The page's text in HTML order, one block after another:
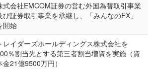
式会社EMCOM証券の営む外国為替取引事業
び証券取引事業を承継し、「みんなのFX」
開始
レイダーズホールディングス株式会社を
％割当先とする第三者割当増資を実施（資
金21億9500万円）